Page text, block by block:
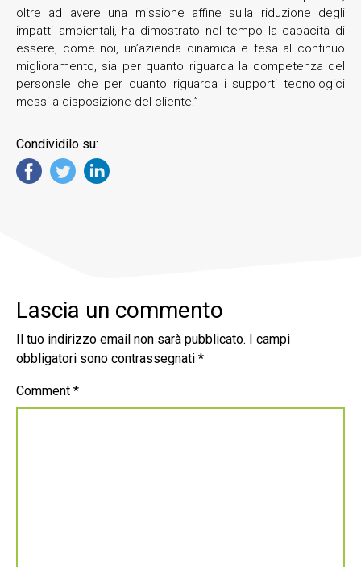
oltre ad avere una missione affine sulla riduzione degli
impatti ambientali, ha dimostrato nel tempo la capacità di
essere, come noi, un’azienda dinamica e tesa al continuo
miglioramento, sia per quanto riguarda la competenza del
personale che per quanto riguarda i supporti tecnologici
messi a disposizione del cliente.”
Condividilo su:
Lascia un commento
Il tuo indirizzo email non sarà pubblicato.
I campi
obbligatori sono contrassegnati *
Comment *